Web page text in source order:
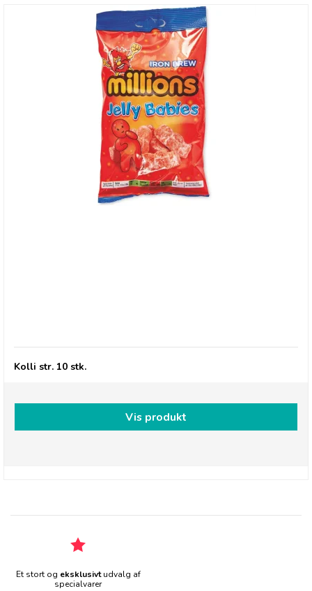
Kolli str. 10 stk.
Vis produkt
Et stort og eksklusivtudvalg af
specialvarer